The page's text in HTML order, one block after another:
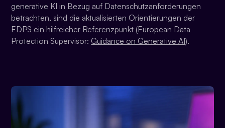
generative KI in Bezug auf Datenschutzanforderungen
betrachten, sind die aktualisierten Orientierungen der
EDPS ein hilfreicher Referenzpunkt (European Data
Protection Supervisor: Guidance on Generative AI).